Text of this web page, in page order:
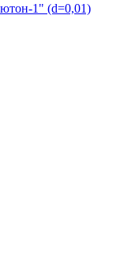
1" (d=0,01)